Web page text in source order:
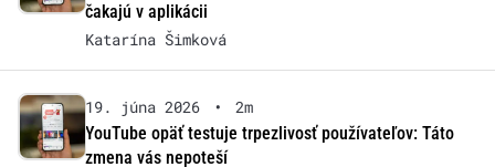
čakajú v aplikácii
Katarína Šimková
19. júna 2026 •
2m
YouTube opäť testuje trpezlivosť používateľov: Táto
zmena vás nepoteší